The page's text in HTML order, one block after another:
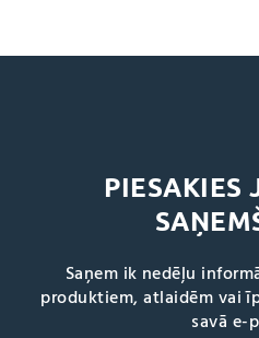
PIESAKIES
Saņem ik nedēļu
produktiem, atlaidēm vai
savā e-